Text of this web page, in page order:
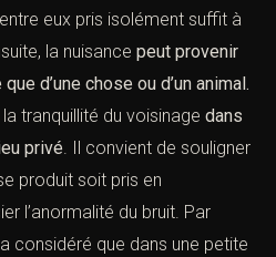
eux pris isolément suffit à
la nuisance peut provenir
d’une chose ou d’un animal.
tranquillité du voisinage dans
privé. Il convient de souligner
produit soit pris en
l’anormalité du bruit. Par
considéré que dans une petite